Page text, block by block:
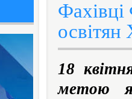
Фахівці
освітян
18
метою